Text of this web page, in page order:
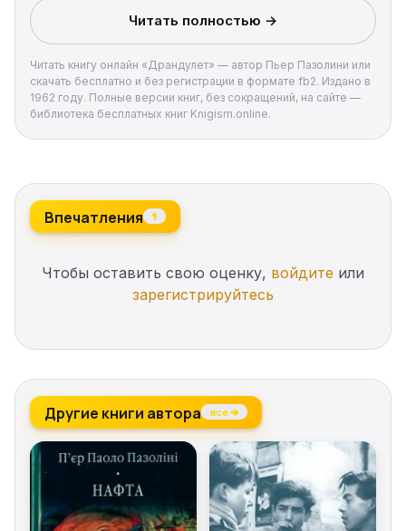
Читать полностью →
Читать книгу онлайн «Драндулет» — автор Пьер Пазолини или
скачать бесплатно и без регистрации в формате fb2. Издано в
1962 году. Полные версии книг, без сокращений, на сайте —
библиотека бесплатных книг Knigism.online.
Впечатления 1
Чтобы оставить свою оценку, войдите или
зарегистрируйтесь
Другие книги автора все →